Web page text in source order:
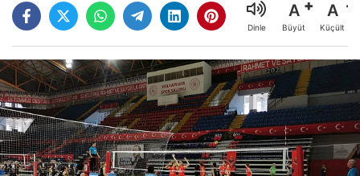
Dinle
A
Büyüt
A
Küçült